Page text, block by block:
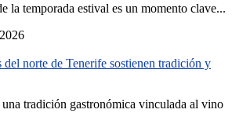
la temporada estival es un momento clave...
del norte de Tenerife sostienen tradición y
tradición gastronómica vinculada al vino